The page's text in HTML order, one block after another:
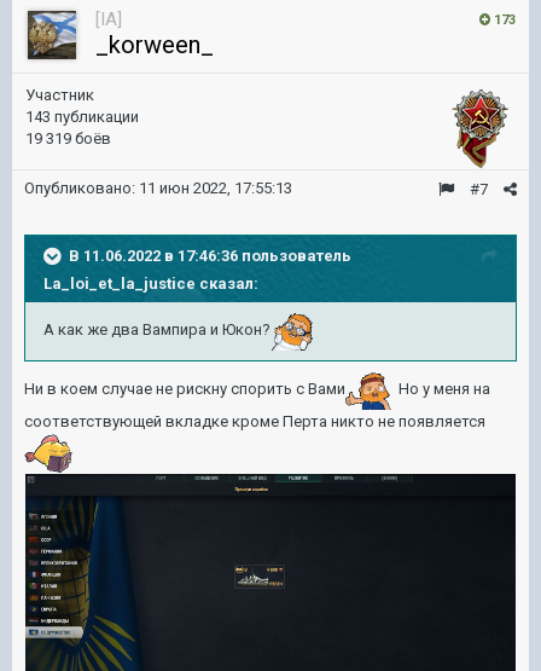
173
[IA]
_korween_
Участник
143 публикации
19 319 боёв
#7
Опубликовано: 11 июн 2022, 17:55:13
В 11.06.2022 в 17:46:36 пользователь
La_loi_et_la_justice сказал:
А как же два Вампира и Юкон?
Ни в коем случае не рискну спорить с Вами
Но у меня на
соответствующей вкладке кроме Перта никто не появляется